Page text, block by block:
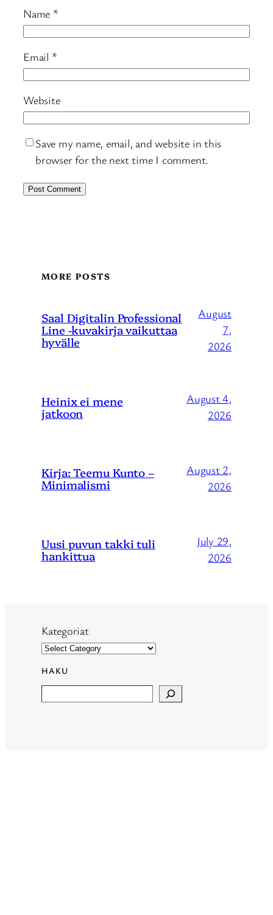
Name *
Email *
Website
Save my name, email, and website in this
browser for the next time I comment.
MORE POSTS
Saal Digitalin Professional
Line -kuvakirja vaikuttaa
hyvälle
August
7,
2026
Heinix ei mene
jatkoon
August 4,
2026
Kirja: Teemu Kunto –
Minimalismi
August 2,
2026
Uusi puvun takki tuli
hankittua
July 29,
2026
Kategoriat
HAKU